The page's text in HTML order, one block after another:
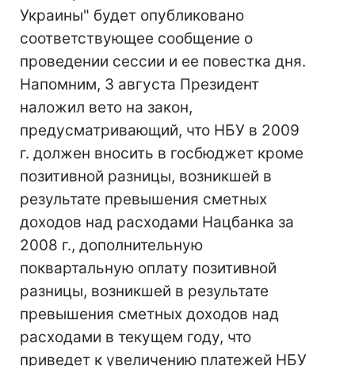
Украины" будет опубликовано
соответствующее сообщение о
проведении сессии и ее повестка дня.
Напомним, 3 августа Президент
наложил вето на закон,
предусматривающий, что НБУ в 2009
г. должен вносить в госбюджет кроме
позитивной разницы, возникшей в
результате превышения сметных
доходов над расходами Нацбанка за
2008 г., дополнительную
поквартальную оплату позитивной
разницы, возникшей в результате
превышения сметных доходов над
расходами в текущем году, что
приведет к увеличению платежей НБУ